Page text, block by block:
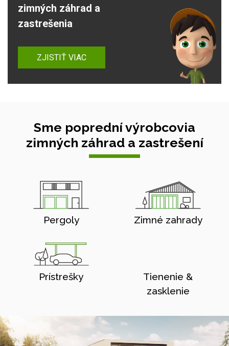
zimných záhrad a
zastrešenia
ZJISTIŤ VIAC
Sme poprední výrobcovia
zimných záhrad a zastrešení
Pergoly Zimné zahrady
Prístrešky
Tienenie &
zasklenie